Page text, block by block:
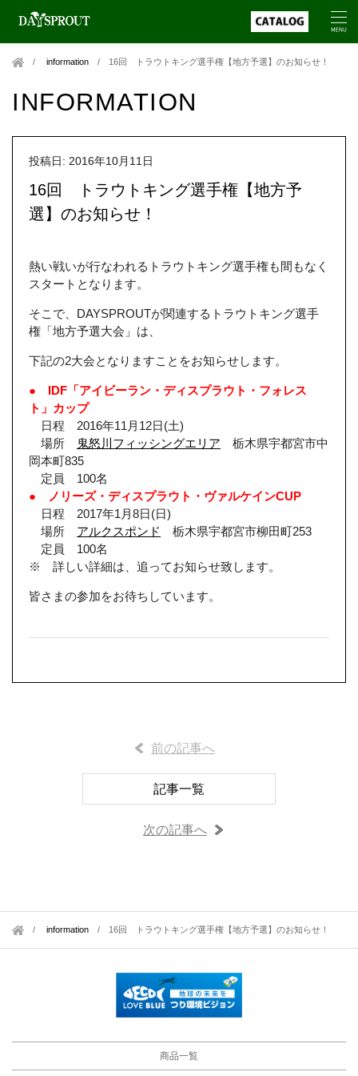
information / 16回 トラウトキング選手権【地方予選】のお知らせ！
INFORMATION
投稿日: 2016年10月11日
16回 トラウトキング選手権【地方予
選】のお知らせ！
熱い戦いが行なわれるトラウトキング選手権も間もなく
スタートとなります。
そこで、DAYSPROUTが関連するトラウトキング選手
権「地方予選大会」は、
下記の2大会となりますことをお知らせします。
● IDF「アイビーラン・ディスプラウト・フォレス
ト」カップ
日程 2016年11月12日(土)
場所
鬼怒川フィッシングエリア 栃木県宇都宮市中
岡本町835
定員 100名
● ノリーズ・ディスプラウト・ヴァルケインCUP
日程 2017年1月8日(日)
場所 アルクスポンド
栃木県宇都宮市柳田町253
定員 100名
※ 詳しい詳細は、追ってお知らせ致します。
皆さまの参加をお待ちしています。
前の記事へ
記事一覧
次の記事へ
information / 16回 トラウトキング選手権【地方予選】のお知らせ！
商品一覧